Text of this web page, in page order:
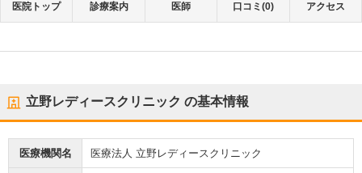
医院トップ 診療案内 医師 口コミ(0) アクセス
立野レディースクリニック の基本情報
医療機関名 医療法人 立野レディースクリニック